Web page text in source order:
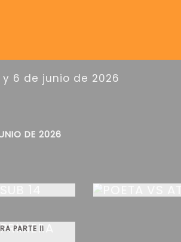
6 de junio de 2026
DE 2026
PARTE II